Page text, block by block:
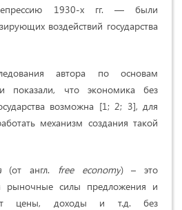
1930-х гг. — были
воздействий государства
автора по основам
показали, что экономика без
возможна [1; 2; 3], для
механизм создания такой
(от англ. free economy) – это
рыночные силы предложения и
цены, доходы и т.д. без